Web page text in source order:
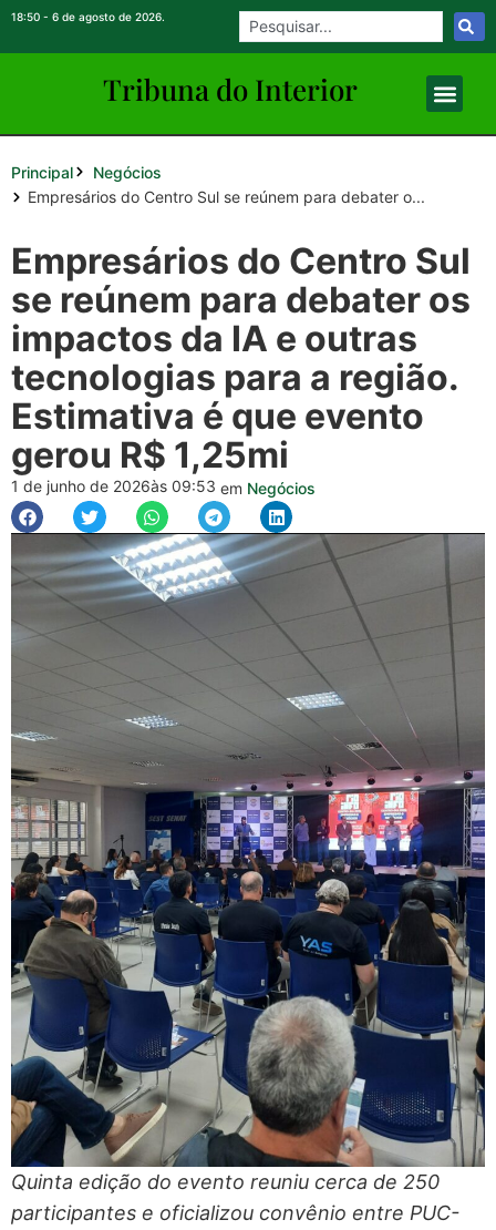
18:50 - 6 de agosto de 2026.
Tribuna do Interior
Principal
Negócios
Empresários do Centro Sul se reúnem para debater o...
Empresários do Centro Sul
se reúnem para debater os
impactos da IA e outras
tecnologias para a região.
Estimativa é que evento
gerou R$ 1,25mi
1 de junho de 2026às 09:53 em Negócios
Quinta edição do evento reuniu cerca de 250
participantes e oficializou convênio entre PUC-